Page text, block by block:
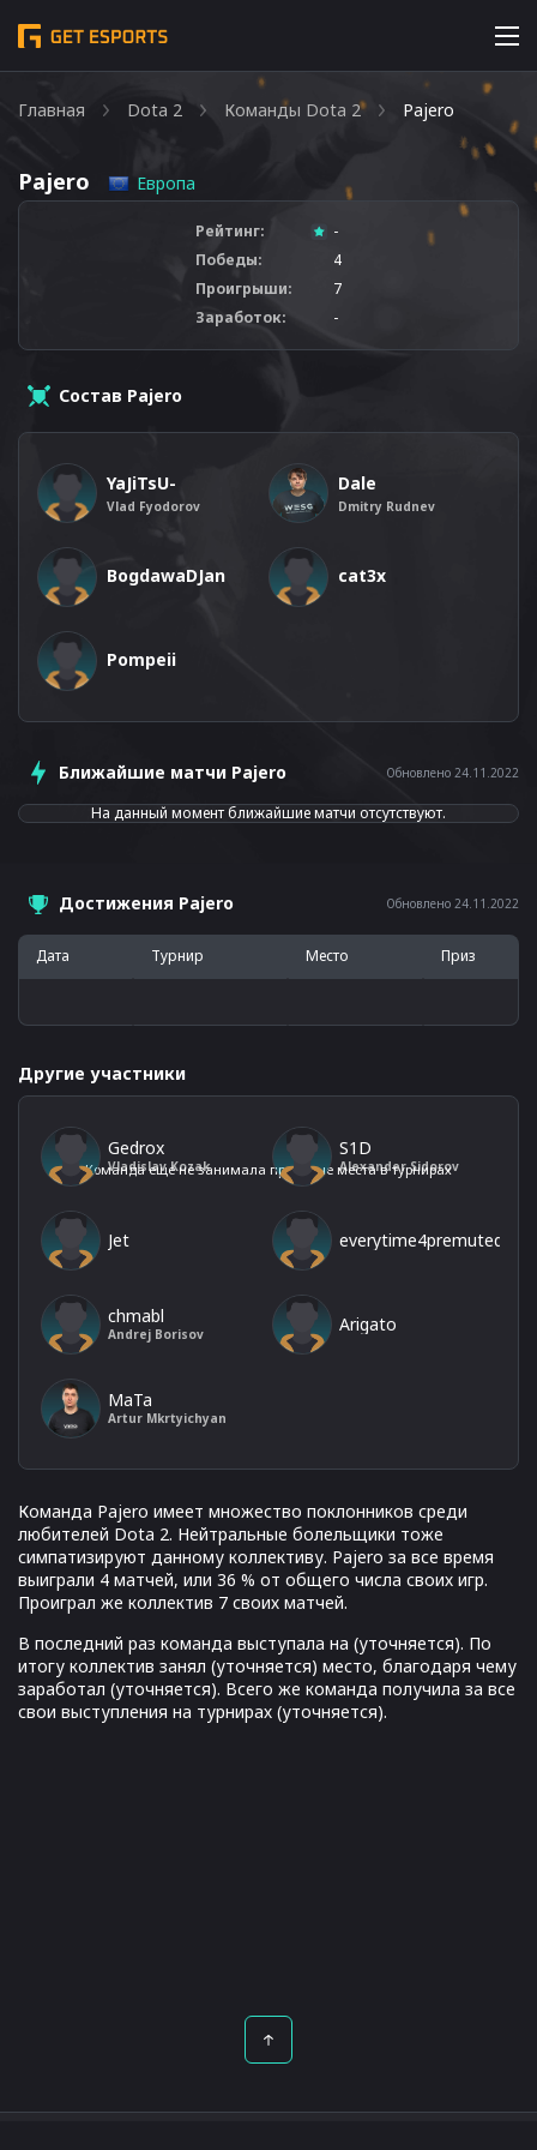
Главная Dota 2 Команды Dota 2 Pajero
Pajero Европа
Рейтинг:
-
Победы:
4
Проигрыши:
7
Заработок:
-
Состав Pajero
YaJiTsU-
Vlad Fyodorov
Dale
Dmitry Rudnev
BogdawaDJan cat3x
Pompeii
Ближайшие матчи Pajero Обновлено 24.11.2022
На данный момент ближайшие матчи отсутствуют.
Достижения Pajero Обновлено 24.11.2022
Дата Турнир Место Приз
Команда еще не занимала призовые места в турнирах
Другие участники
Gedrox
Vladislav Kozak
S1D
Alexander Sidorov
Jet everytime4premuted
chmabl
Andrej Borisov Arigato
MaTa
Artur Mkrtyichyan
Команда Pajero имеет множество поклонников среди
любителей Dota 2. Нейтральные болельщики тоже
симпатизируют данному коллективу. Pajero за все время
выиграли 4 матчей, или 36 % от общего числа своих игр.
Проиграл же коллектив 7 своих матчей.
В последний раз команда выступала на (уточняется). По
итогу коллектив занял (уточняется) место, благодаря чему
заработал (уточняется). Всего же команда получила за все
свои выступления на турнирах (уточняется).